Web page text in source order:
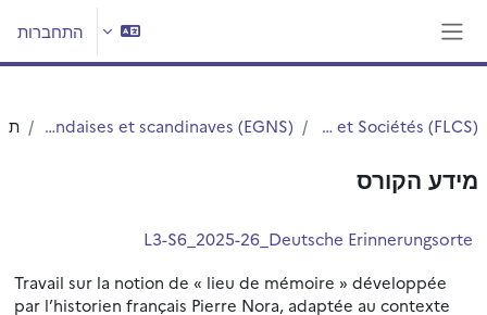
התחברות
Faculté des Langues Cultures et Sociétés (FLCS)
Département des études germaniques, néerlandaises et scandinaves (EGNS)
מידע הקורס
L3-S6_2025-26_Deutsche Erinnerungsorte
Travail sur la notion de « lieu de mémoire » développée
par l’historien français Pierre Nora, adaptée au contexte